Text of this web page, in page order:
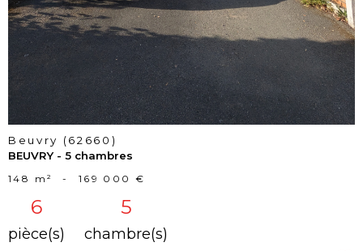
Beuvry (62660)
BEUVRY - 5 chambres
148 m² - 169 000 €
6
pièce(s)
5
chambre(s)